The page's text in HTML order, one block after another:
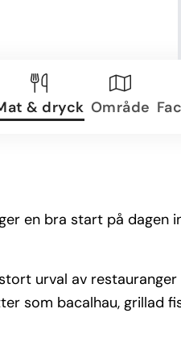
& dryck Område
en bra start på dagen
urval av
som bacalhau, grillad